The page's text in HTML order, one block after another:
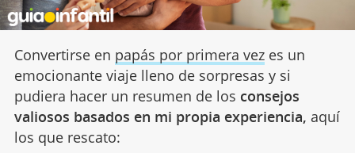
Convertirse en papás por primera vezes un
emocionante viaje lleno de sorpresas y si
pudiera hacer un resumen de los consejos
valiosos basados en mi propia experiencia, aquí
los que rescato: